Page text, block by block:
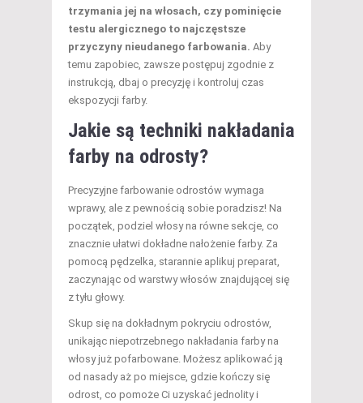
trzymania jej na włosach, czy pominięcie
testu alergicznego to najczęstsze
przyczyny nieudanego farbowania. Aby
temu zapobiec, zawsze postępuj zgodnie z
instrukcją, dbaj o precyzję i kontroluj czas
ekspozycji farby.
Jakie są techniki nakładania
farby na odrosty?
Precyzyjne farbowanie odrostów wymaga
wprawy, ale z pewnością sobie poradzisz! Na
początek, podziel włosy na równe sekcje, co
znacznie ułatwi dokładne nałożenie farby. Za
pomocą pędzelka, starannie aplikuj preparat,
zaczynając od warstwy włosów znajdującej się
z tyłu głowy.
Skup się na dokładnym pokryciu odrostów,
unikając niepotrzebnego nakładania farby na
włosy już pofarbowane. Możesz aplikować ją
od nasady aż po miejsce, gdzie kończy się
odrost, co pomoże Ci uzyskać jednolity i